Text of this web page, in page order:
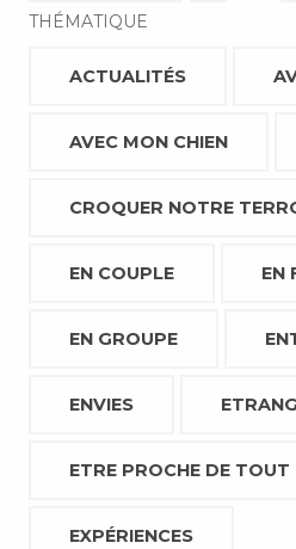
THÉMATIQUE
ACTUALITÉS
AVEC MON CHIEN
CROQUER NOTRE
EN COUPLE EN
EN GROUPE
ENVIES
ETRE PROCHE DE TOUT
EXPÉRIENCES